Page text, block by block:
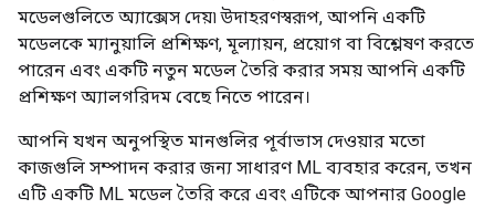
মডেলগুলিতে অ্যাক্সেস দেয়৷ উদাহরণস্বরূপ, আপনি একটি
মডেলকে ম্যানুয়ালি প্রশিক্ষণ, মূল্যায়ন, প্রয়োগ বা বিশ্লেষণ করতে
পারেন এবং একটি নতুন মডেল তৈরি করার সময় আপনি একটি
প্রশিক্ষণ অ্যালগরিদম বেছে নিতে পারেন।
আপনি যখন অনুপস্থিত মানগুলির পূর্বাভাস দেওয়ার মতো
কাজগুলি সম্পাদন করার জন্য সাধারণ ML ব্যবহার করেন, তখন
এটি একটি ML মডেল তৈরি করে এবং এটিকে আপনার Google